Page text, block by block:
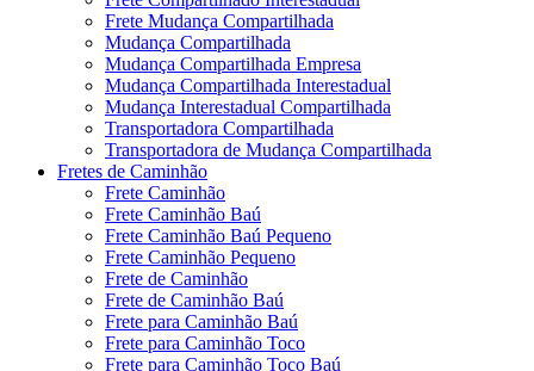
Frete Mudança Compartilhada
Mudança Compartilhada
Mudança Compartilhada Empresa
Mudança Compartilhada Interestadual
Mudança Interestadual Compartilhada
Transportadora Compartilhada
Transportadora de Mudança Compartilhada
Fretes de Caminhão
Frete Caminhão
Frete Caminhão Baú
Frete Caminhão Baú Pequeno
Frete Caminhão Pequeno
Frete de Caminhão
Frete de Caminhão Baú
Frete para Caminhão Baú
Frete para Caminhão Toco
Frete para Caminhão Toco Baú